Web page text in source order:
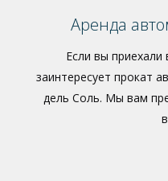
Аренда
Если вы
заинтересует прокат
дель Соль. Мы вам